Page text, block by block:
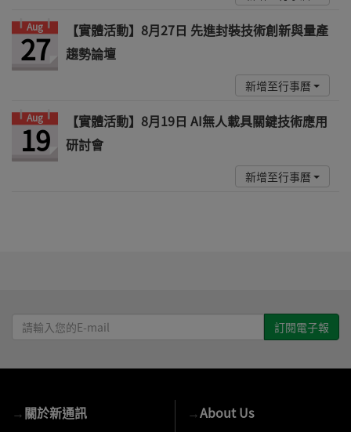
Aug
27
【實體活動】8月27日 先進封裝技術創新與量產
趨勢論壇
新增至行事曆
Aug
19
【實體活動】8月19日 AI無人載具關鍵技術應用
研討會
新增至行事曆
請
輸
E-
→關於新通訊
→About Us